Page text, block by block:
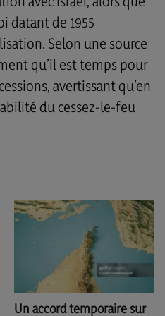
datant de 1955
Selon une source
qu’il est temps pour
avertissant qu’en
du cessez-le-feu
Un accord temporaire sur